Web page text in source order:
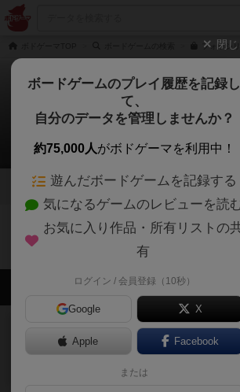
フォッシ
フォッシリアン
0件の戦略やコツ
2 1
フォッシリアンのトップに戻
会員の新しい投稿
街コロ通
街コロとの違いは初めから
など、少しの違いはあるけ
22分前
閉じ
ボードゲームのプレイ履歴を記録し
て、
自分のデータを管理しませんか？
約75,000人がボドゲーマを利用中！
遊んだボードゲームを記録する
気になるゲームのレビューを読
お気に入り作品・所有リストの
有
ログイン / 会員登録（10秒）
Google X
Apple Facebook
または